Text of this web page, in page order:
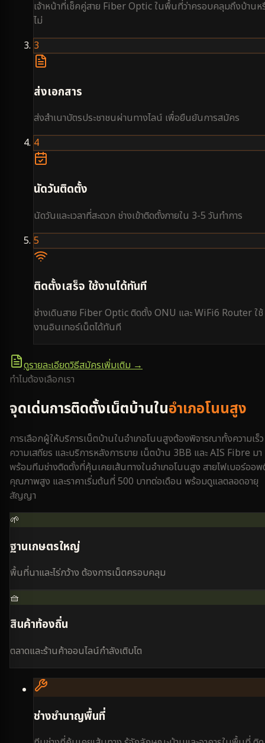
เจ้าหน้าที่เช็คคู่สาย Fiber Optic ในพื้นที่ว่าครอบคลุมถึงบ้านห
ไม่
3
ส่งเอกสาร
ส่งสำเนาบัตรประชาชนผ่านทางไลน์ เพื่อยืนยันการสมัคร
4
นัดวันติดตั้ง
นัดวันและเวลาที่สะดวก ช่างเข้าติดตั้งภายใน 3-5 วันทำการ
5
ติดตั้งเสร็จ ใช้งานได้ทันที
ช่างเดินสาย Fiber Optic ติดตั้ง ONU และ WiFi6 Router ใช้
งานอินเทอร์เน็ตได้ทันที
ดูรายละเอียดวิธีสมัครเพิ่มเติม →
ทำไมต้องเลือกเรา
จุดเด่นการติดตั้งเน็ตบ้านในอำเภอโนนสูง
การเลือกผู้ให้บริการเน็ตบ้านในอำเภอโนนสูงต้องพิจารณาทั้งความเร็ว
ความเสถียร และบริการหลังการขาย เน็ตบ้าน 3BB และ AIS Fibre มา
พร้อมทีมช่างติดตั้งที่คุ้นเคยเส้นทางในอำเภอโนนสูง สายไฟเบอร์ออ
คุณภาพสูง และราคาเริ่มต้นที่ 500 บาทต่อเดือน พร้อมดูแลตลอดอายุ
สัญญา
🌱
ฐานเกษตรใหญ่
พื้นที่นาและไร่กว้าง ต้องการเน็ตครอบคลุม
🧺
สินค้าท้องถิ่น
ตลาดและร้านค้าออนไลน์กำลังเติบโต
ช่างชำนาญพื้นที่